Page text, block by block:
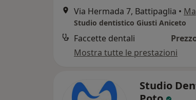
Via Hermada 7, Battipaglia •
Studio dentistico Giusti Aniceto
Faccette dentali
Mostra tutte le prestazioni
Studio